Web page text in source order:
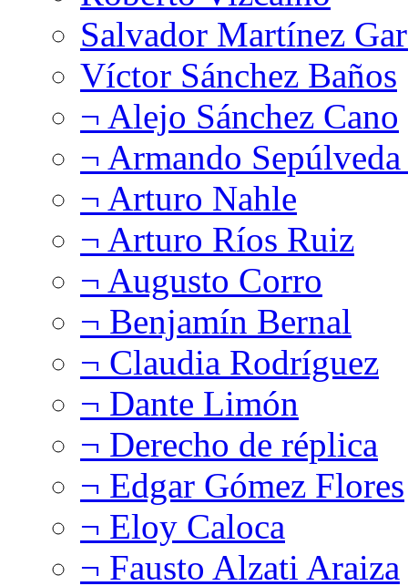
Salvador Martínez
Víctor Sánchez Baños
¬ Alejo Sánchez Cano
¬ Armando
¬ Arturo Nahle
¬ Arturo Ríos Ruiz
¬ Augusto Corro
¬ Benjamín Bernal
¬ Claudia Rodríguez
¬ Dante Limón
¬ Derecho de réplica
¬ Edgar Gómez Flores
¬ Eloy Caloca
¬ Fausto Alzati Araiza